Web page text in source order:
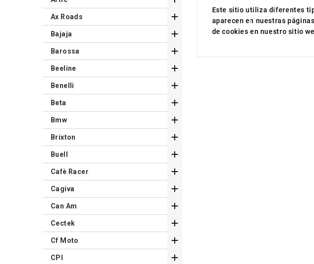
Este sitio utiliza diferentes
aparecen en nuestras
de cookies en nuestro sitio
Ax Roads 
Bajaja 
Barossa 
Beeline 
Benelli 
Beta 
Bmw 
Brixton 
Buell 
Cafè Racer 
Cagiva 
Can Am 
Cectek 
Cf Moto 
CPI 